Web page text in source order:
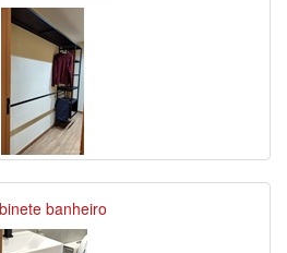
banheiro